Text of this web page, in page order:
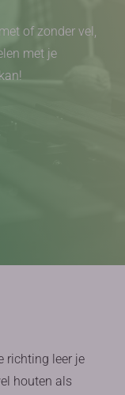
of zonder vel,
met je
richting leer je
houten als